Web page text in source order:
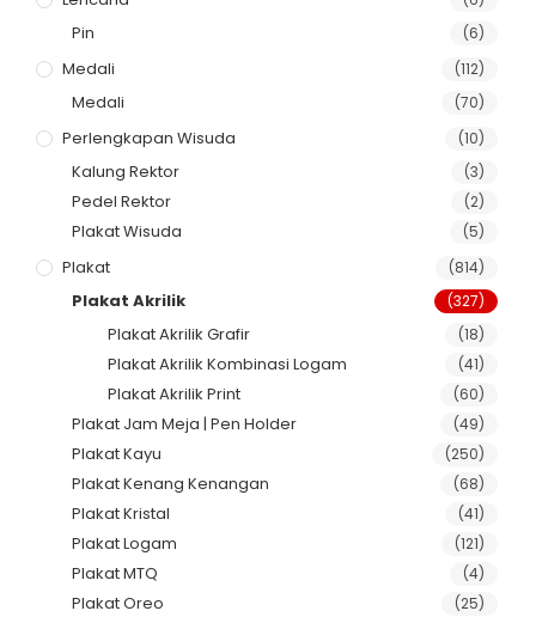
Pin (6)
Medali (112)
Medali (70)
Perlengkapan Wisuda (10)
Kalung Rektor (3)
Pedel Rektor (2)
Plakat Wisuda (5)
Plakat (814)
Plakat Akrilik (327)
Plakat Akrilik Grafir (18)
Plakat Akrilik Kombinasi Logam (41)
Plakat Akrilik Print (60)
Plakat Jam Meja | Pen Holder (49)
Plakat Kayu (250)
Plakat Kenang Kenangan (68)
Plakat Kristal (41)
Plakat Logam (121)
Plakat MTQ (4)
Plakat Oreo (25)